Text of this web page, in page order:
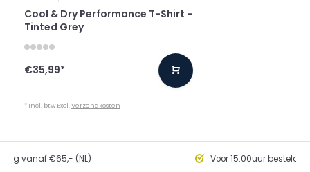
Cool & Dry Performance T-Shirt -
Tinted Grey
€35,99*
* Incl. btw Excl.Verzendkosten
vanaf €65,- (NL) Voor 15.00uur besteld,